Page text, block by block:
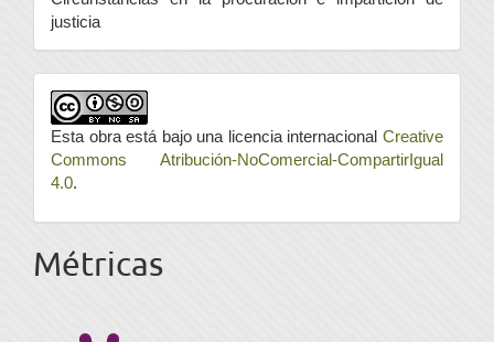
justicia
Esta obra está bajo una licencia internacional Creative
Commons Atribución-NoComercial-CompartirIgual
4.0.
Métricas